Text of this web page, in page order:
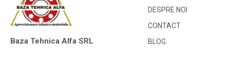
Baza Tehnica Alfa SRL
DESPRE NOI
CONTACT
BLOG